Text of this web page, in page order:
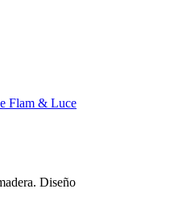
Diseño